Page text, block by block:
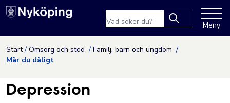
Hoppa till innehåll
Nyköpings kommuns
results.
Meny
Start Omsorg och stöd
Familj, barn och ungdom
Mår du dåligt
Depression